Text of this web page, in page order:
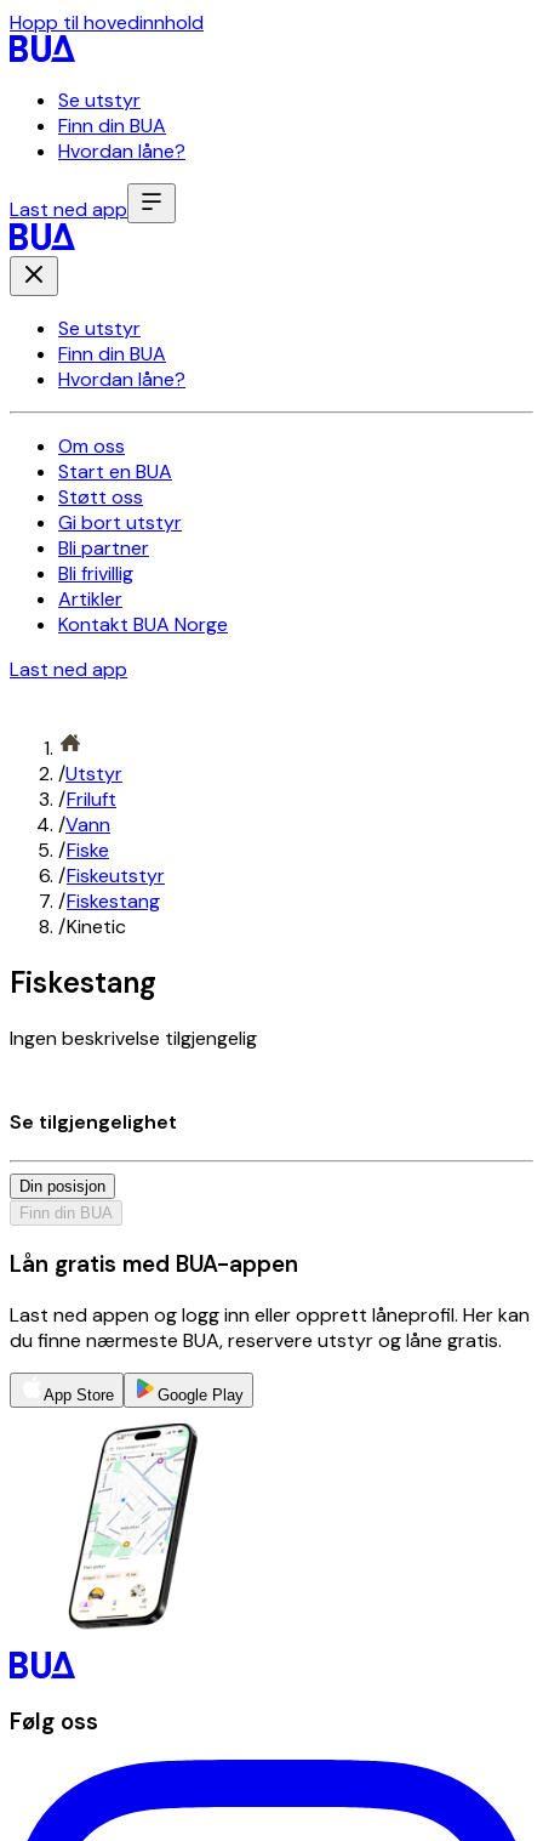
Hopp til hovedinnhold
Se utstyr
Finn din BUA
Hvordan låne?
Last ned app
Se utstyr
Finn din BUA
Hvordan låne?
Om oss
Start en BUA
Støtt oss
Gi bort utstyr
Bli partner
Bli frivillig
Artikler
Kontakt BUA Norge
Last ned app
/Utstyr
/Friluft
/Vann
/Fiske
/Fiskeutstyr
/Fiskestang
/Kinetic
Fiskestang
Ingen beskrivelse tilgjengelig
Se tilgjengelighet
Din posisjon
Finn din BUA
Lån gratis med BUA-appen
Last ned appen og logg inn eller opprett låneprofil. Her kan
du finne nærmeste BUA, reservere utstyr og låne gratis.
App Store Google Play
Følg oss